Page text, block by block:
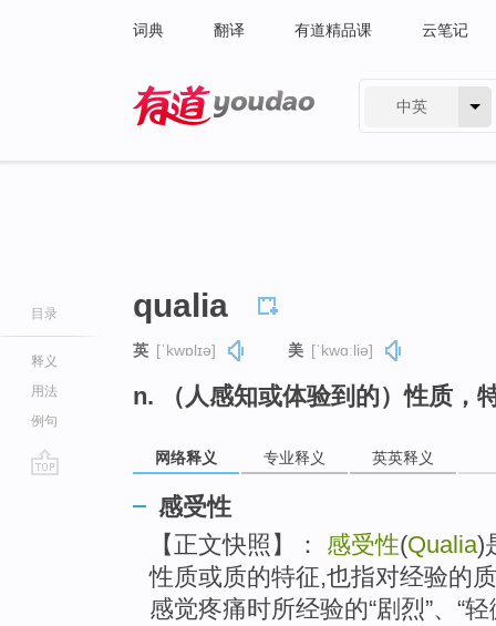
词典 翻译 有道精品课 云笔记
中英
目录
释义
用法
例句
qualia
英 [ˈkwɒlɪə] 美 [ˈkwɑːliə]
n. （人感知或体验到的）性质，
网络释义 专业释义 英英释义
感受性
【正文快照】： 感受性(Qualia)
性质或质的特征,也指对经验的
感觉疼痛时所经验的“剧烈”、“轻